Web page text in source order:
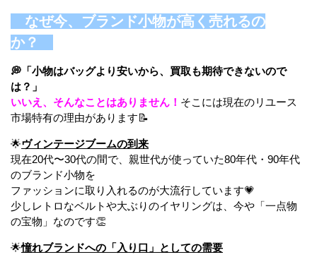
なぜ今、ブランド小物が高く売れるの
か？
💭「小物はバッグより安いから、買取も期待できないので
は？」
いいえ、そんなことはありません！ そこには現在のリユース
市場特有の理由があります📝
🌟ヴィンテージブームの到来
現在20代〜30代の間で、親世代が使っていた80年代・90年代
のブランド小物を
ファッションに取り入れるのが大流行しています💗
少しレトロなベルトや大ぶりのイヤリングは、今や「一点物
の宝物」なのです👏
🌟憧れブランドへの「入り口」としての需要